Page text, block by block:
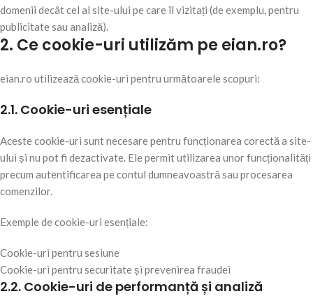
domenii decât cel al site-ului pe care îl vizitați (de exemplu, pentru
publicitate sau analiză).
2. Ce cookie-uri utilizăm pe eian.ro?
eian.ro utilizează cookie-uri pentru următoarele scopuri:
2.1. Cookie-uri esențiale
Aceste cookie-uri sunt necesare pentru funcționarea corectă a site-
ului și nu pot fi dezactivate. Ele permit utilizarea unor funcționalități
precum autentificarea pe contul dumneavoastră sau procesarea
comenzilor.
Exemple de cookie-uri esențiale:
Cookie-uri pentru sesiune
Cookie-uri pentru securitate și prevenirea fraudei
2.2. Cookie-uri de performanță și analiză